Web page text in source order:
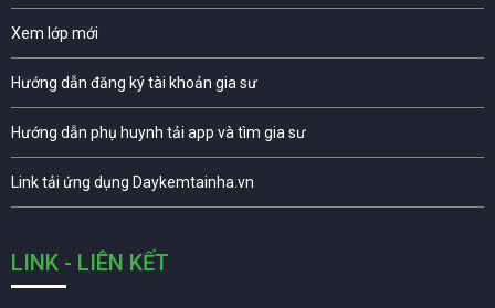
Xem lớp mới
Hướng dẫn đăng ký tài khoản gia sư
Hướng dẫn phụ huynh tải app và tìm gia sư
Link tải ứng dụng Daykemtainha.vn
LINK - LIÊN KẾT